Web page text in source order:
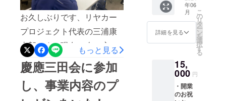
ヤカープロジェクトは日々
方向を修正しながら少しず
つ進んでいます。そのた
め、当初お伝えしていた活
動予定と大きく変わってお
りますので活動内容を１か
らご説明いたします。簡単
お久しぶりです、リヤカー
プロジェクト代表の三浦康
太郎です。現在49名の方の
ご協力により53万円のご支
援が集まっております。お
かげさまで我々が活動する
もっと見る
慶應三田会に参加
し、事業内容のプ
公式
HP「協
賛企業
様」欄
にご希
望のお
（もし
くは会
社名）
をテキ
スト形
年06
月
詳細を見る
こ
の
リ
タ
ー
ン
を
選
択
す
る
15,
000 円
・開業
のお祝